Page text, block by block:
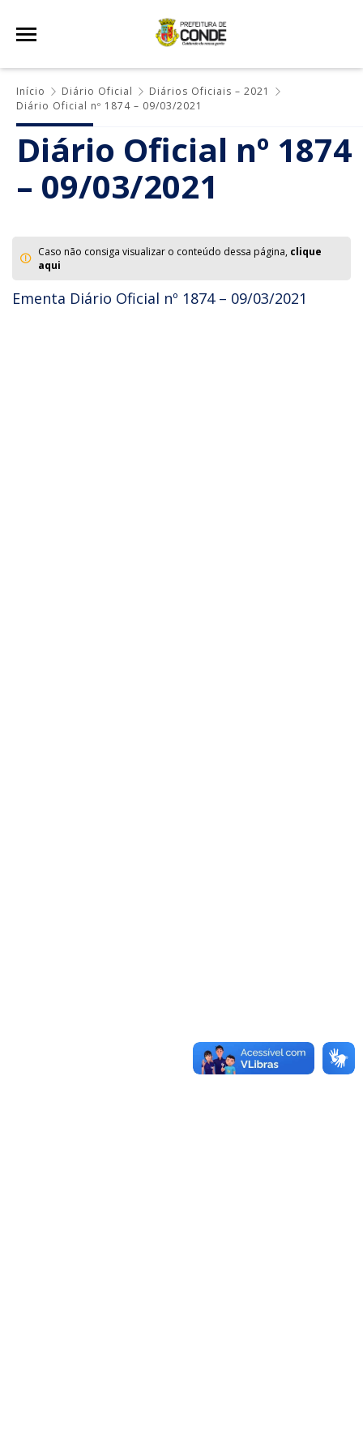
Início Diário Oficial
Diários Oficiais – 2021
Diário Oficial nº 1874 – 09/03/2021
Diário Oficial nº 1874
– 09/03/2021
Caso não consiga visualizar o conteúdo dessa página, clique
aqui
Ementa Diário Oficial nº 1874 – 09/03/2021